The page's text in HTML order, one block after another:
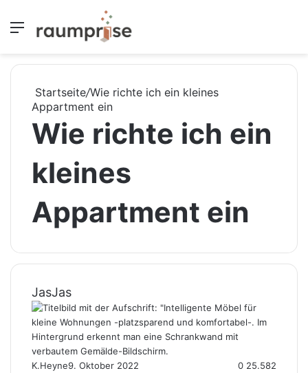
Menü
Startseite/Wie richte ich ein kleines
Appartment ein
Wie richte ich ein
kleines
Appartment ein
JasJas
K.Heyne9. Oktober 2022 0 25.582